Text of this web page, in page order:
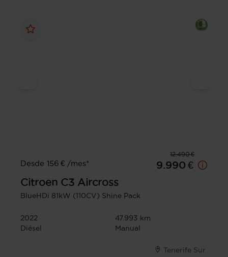
12.490 €
Desde 156 € /mes*
9.990 €
Citroen C3 Aircross
BlueHDi 81kW (110CV) Shine Pack
2022
47.993 km
Diésel
Manual
Tenerife Sur